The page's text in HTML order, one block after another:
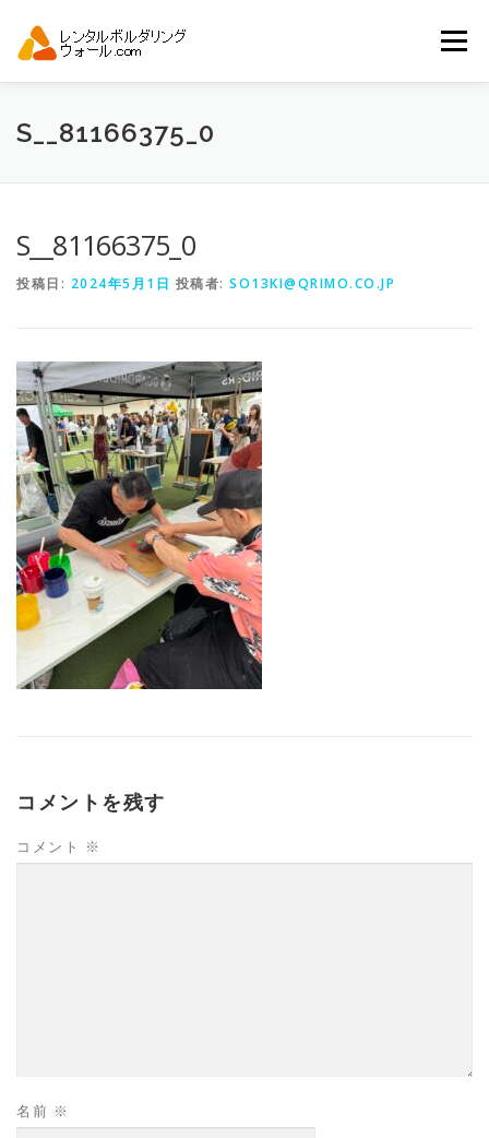
メニュー
トップ 自動見積り
S__81166375_0
S__81166375_0
投稿日: 2024年5月1日 投稿者: SO13KI@QRIMO.CO.JP
コメントを残す
コメント ※
名前 ※